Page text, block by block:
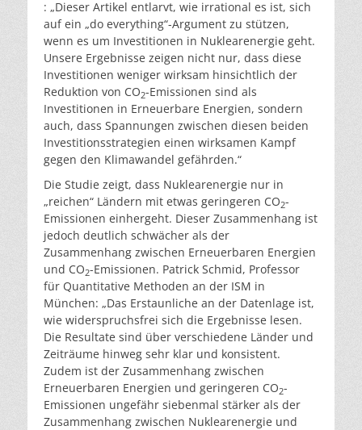
: „Dieser Artikel entlarvt, wie irrational es ist, sich
auf ein „do everything“-Argument zu stützen,
wenn es um Investitionen in Nuklearenergie geht.
Unsere Ergebnisse zeigen nicht nur, dass diese
Investitionen weniger wirksam hinsichtlich der
Reduktion von CO2-Emissionen sind als
Investitionen in Erneuerbare Energien, sondern
auch, dass Spannungen zwischen diesen beiden
Investitionsstrategien einen wirksamen Kampf
gegen den Klimawandel gefährden.“
Die Studie zeigt, dass Nuklearenergie nur in
„reichen“ Ländern mit etwas geringeren CO2-
Emissionen einhergeht. Dieser Zusammenhang ist
jedoch deutlich schwächer als der
Zusammenhang zwischen Erneuerbaren Energien
und CO2-Emissionen. Patrick Schmid, Professor
für Quantitative Methoden an der ISM in
München: „Das Erstaunliche an der Datenlage ist,
wie widerspruchsfrei sich die Ergebnisse lesen.
Die Resultate sind über verschiedene Länder und
Zeiträume hinweg sehr klar und konsistent.
Zudem ist der Zusammenhang zwischen
Erneuerbaren Energien und geringeren CO2-
Emissionen ungefähr siebenmal stärker als der
Zusammenhang zwischen Nuklearenergie und